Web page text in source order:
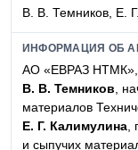
В. В. Темников, Е.
ИНФОРМАЦИЯ ОБ
АО «ЕВРАЗ НТМК»,
В. В. Темников ,
материалов
Е. Г. Калимулина
и сыпучих